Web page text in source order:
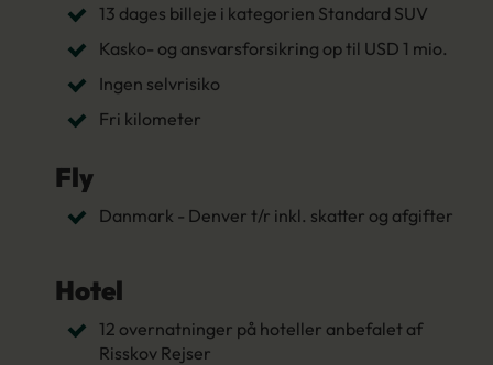
Fly
Danmark - Denver t/r inkl. skatter og afgifter
Hotel
12 overnatninger på hoteller anbefalet af
Risskov Rejser
13 dages billeje i kategorien Standard SUV
Kasko- og ansvarsforsikring op til USD 1 mio.
Ingen selvrisiko
Fri kilometer